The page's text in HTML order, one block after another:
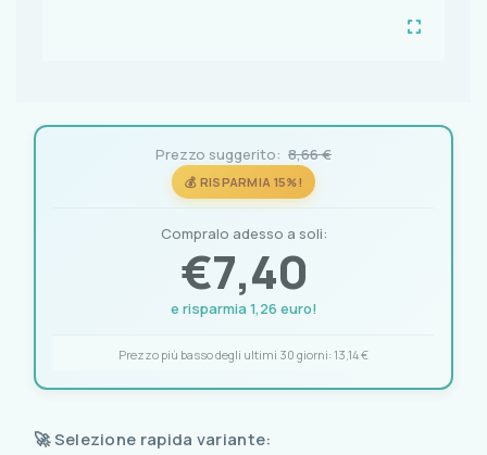
Prezzo suggerito: 8,66 €
💰 RISPARMIA 15%!
Compralo adesso a soli:
€7,40
e risparmia 1,26 euro!
Prezzo più basso degli ultimi 30 giorni: 13,14 €
🚀 Selezione rapida variante: